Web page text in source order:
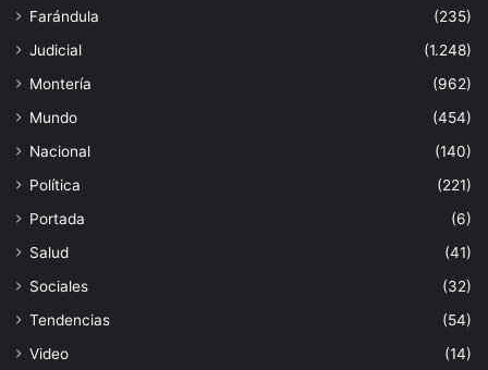
Farándula
(235)
Judicial
(1.248)
Montería
(962)
Mundo
(454)
Nacional
(140)
Política
(221)
Portada
(6)
Salud
(41)
Sociales
(32)
Tendencias
(54)
Video
(14)